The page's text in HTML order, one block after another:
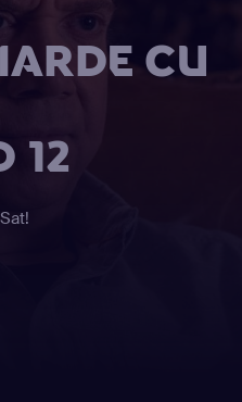
CU
12